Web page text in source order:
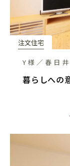
注文住宅
Y様／春日
暮らしへの